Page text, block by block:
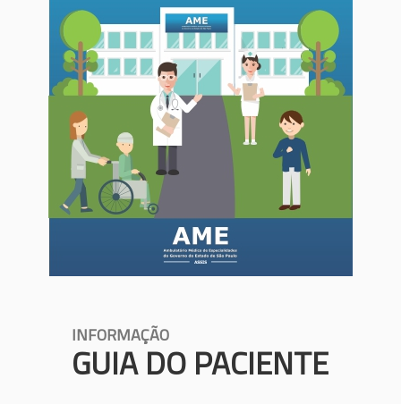
INFORMAÇÃO
GUIA DO PACIENTE